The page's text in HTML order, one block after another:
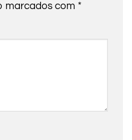
marcados com *